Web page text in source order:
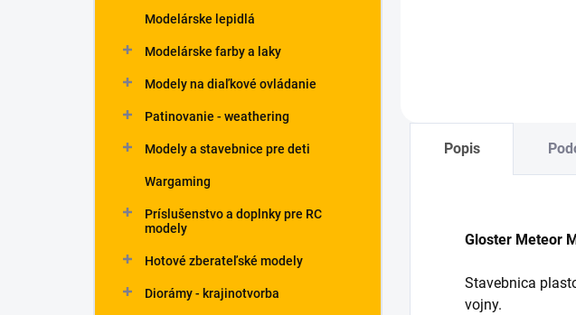
Modelárske lepidlá
Modelárske farby a laky
Modely na diaľkové ovládanie
Patinovanie - weathering
Modely a stavebnice pre deti
Wargaming
Príslušenstvo a doplnky pre RC
modely
Hotové zberateľské modely
Diorámy - krajinotvorba
Popis
Gloster Meteor
Stavebnica
vojny.